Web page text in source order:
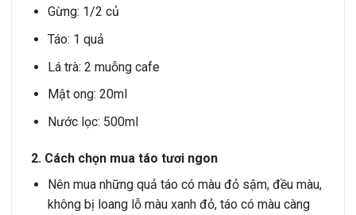
Gừng: 1/2 củ
Táo: 1 quả
Lá trà: 2 muỗng cafe
Mật ong: 20ml
Nước lọc: 500ml
2. Cách chọn mua táo tươi ngon
Nên mua những quả táo có màu đỏ sậm, đều màu,
không bị loang lỗ màu xanh đỏ, táo có màu càng